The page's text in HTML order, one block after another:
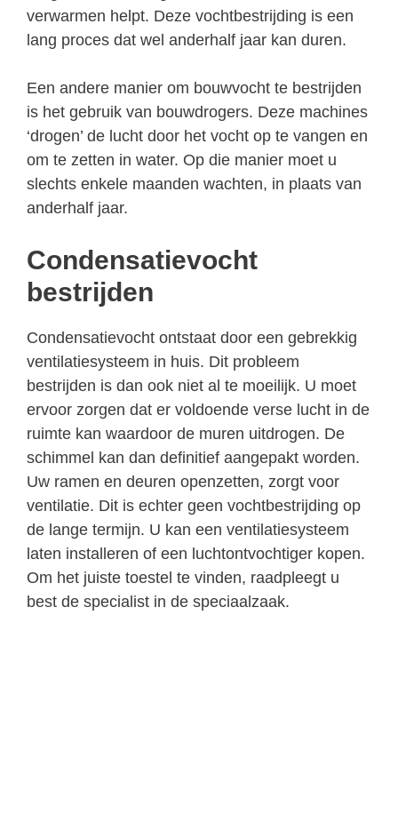
verwarmen helpt. Deze vochtbestrijding is een
lang proces dat wel anderhalf jaar kan duren.
Een andere manier om bouwvocht te bestrijden
is het gebruik van bouwdrogers. Deze machines
‘drogen’ de lucht door het vocht op te vangen en
om te zetten in water. Op die manier moet u
slechts enkele maanden wachten, in plaats van
anderhalf jaar.
Condensatievocht
bestrijden
Condensatievocht ontstaat door een gebrekkig
ventilatiesysteem in huis. Dit probleem
bestrijden is dan ook niet al te moeilijk. U moet
ervoor zorgen dat er voldoende verse lucht in de
ruimte kan waardoor de muren uitdrogen. De
schimmel kan dan definitief aangepakt worden.
Uw ramen en deuren openzetten, zorgt voor
ventilatie. Dit is echter geen vochtbestrijding op
de lange termijn. U kan een ventilatiesysteem
laten installeren of een luchtontvochtiger kopen.
Om het juiste toestel te vinden, raadpleegt u
best de specialist in de speciaalzaak.